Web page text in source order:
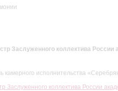
Заслуженного коллектива
камерного исполнительства
Заслуженного коллектива России